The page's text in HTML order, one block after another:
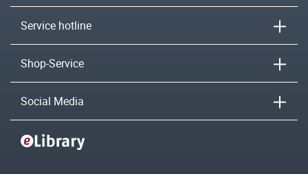
Service hotline
Shop-Service
Social Media